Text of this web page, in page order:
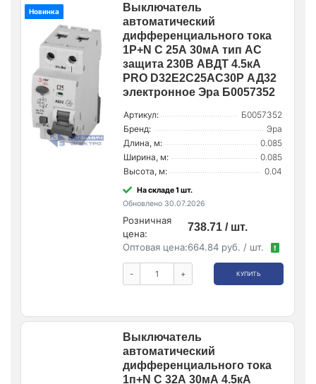
Новинка
Выключатель
автоматический
дифференциального тока
1P+N C 25А 30мА тип AC
защита 230В АВДТ 4.5кА
PRO D32E2C25AC30P АД32
электронное Эра Б0057352
Артикул:
Б0057352
Бренд:
Эра
Длина, м:
0.085
Ширина, м:
0.085
Высота, м:
0.04
На складе 1 шт.
Обновлено 30.07.2026
Розничная
цена:
738.71 / шт.
Оптовая цена:664.84 руб. / шт. !
- + КУПИТЬ
Выключатель
автоматический
дифференциального тока
1п+N C 32А 30мА 4.5кА